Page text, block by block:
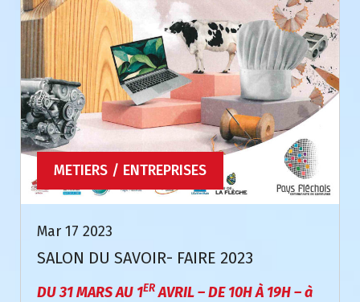
METIERS / ENTREPRISES
Mar 17 2023
SALON DU SAVOIR- FAIRE 2023
DU 31 MARS AU 1ERAVRIL – DE 10H À 19H – à